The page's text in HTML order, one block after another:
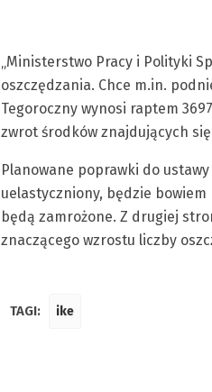
„Ministerstwo Pracy i Polityki
oszczędzania. Chce m.in.
Tegoroczny wynosi raptem
zwrot środków znajdujących
Planowane poprawki do
uelastyczniony, będzie
będą zamrożone. Z drugiej
znaczącego wzrostu liczby
TAGI: ike